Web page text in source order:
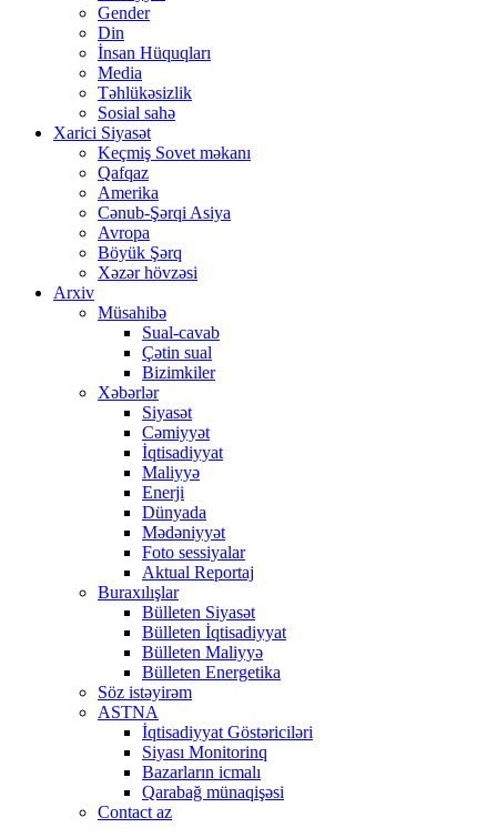
Gender
Din
İnsan Hüquqları
Media
Təhlükəsizlik
Sosial sahə
Xarici Siyasət
Keçmiş Sovet məkanı
Qafqaz
Amerika
Cənub-Şərqi Asiya
Avropa
Böyük Şərq
Xəzər hövzəsi
Arxiv
Müsahibə
Sual-cavab
Çətin sual
Bizimkiler
Xəbərlər
Siyasət
Cəmiyyət
İqtisadiyyat
Maliyyə
Enerji
Dünyada
Mədəniyyət
Foto sessiyalar
Aktual Reportaj
Buraxılışlar
Bülleten Siyasət
Bülleten İqtisadiyyat
Bülleten Maliyyə
Bülleten Energetika
Söz istəyirəm
ASTNA
İqtisadiyyat Göstəriciləri
Siyası Monitorinq
Bazarların icmalı
Qarabağ münaqişəsi
Contact az